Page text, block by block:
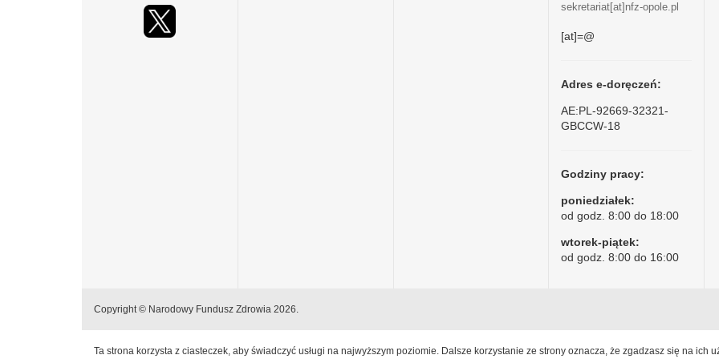
sekretariat[at]nfz-opole.pl
[at]=@
Adres e-doręczeń:
AE:PL-92669-32321-
GBCCW-18
Godziny pracy:
poniedziałek:
od godz. 8:00 do 18:00
wtorek-piątek:
od godz. 8:00 do 16:00
Copyright © Narodowy Fundusz Zdrowia 2026.
Ta strona korzysta z ciasteczek, aby świadczyć usługi na najwyższym poziomie. Dalsze korzystanie ze strony oznacza, że zgadzasz się na ich